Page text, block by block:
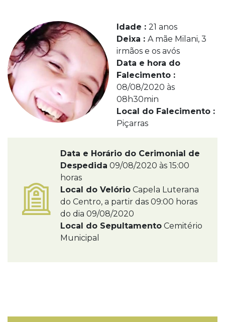
Idade : 21 anos
Deixa : A mãe Milani, 3
irmãos e os avós
Data e hora do
Falecimento :
08/08/2020 às
08h30min
Local do Falecimento :
Piçarras
Data e Horário do Cerimonial de
Despedida 09/08/2020 às 15:00
horas
Local do Velório Capela Luterana
do Centro, a partir das 09:00 horas
do dia 09/08/2020
Local do Sepultamento Cemitério
Municipal